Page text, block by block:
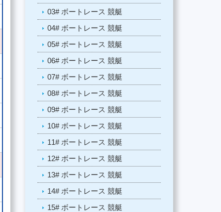
03# ボートレース 競艇
04# ボートレース 競艇
05# ボートレース 競艇
06# ボートレース 競艇
07# ボートレース 競艇
08# ボートレース 競艇
09# ボートレース 競艇
10# ボートレース 競艇
11# ボートレース 競艇
12# ボートレース 競艇
13# ボートレース 競艇
14# ボートレース 競艇
15# ボートレース 競艇